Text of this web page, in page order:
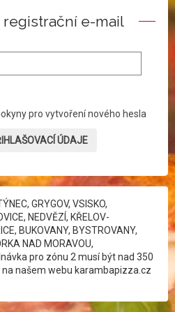
registrační e-mail
pro vytvoření nového hesla
GRYGOV, VSISKO,
NEDVĚZÍ, KŘELOV-
BUKOVANY, BYSTROVANY,
NAD MORAVOU,
pro zónu 2 musí být nad 350
na našem webu karambapizza.cz